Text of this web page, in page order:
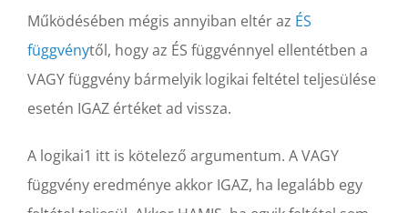
Működésében mégis annyiban eltér az ÉS
függvénytől, hogy az ÉS függvénnyel ellentétben a
VAGY függvény bármelyik logikai feltétel teljesülése
esetén IGAZ értéket ad vissza.
A logikai1 itt is kötelező argumentum. A VAGY
függvény eredménye akkor IGAZ, ha legalább egy